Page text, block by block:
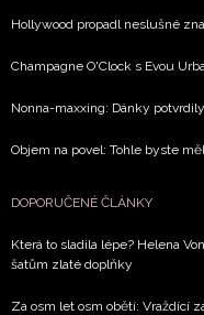
Hollywood propadl neslušné
Champagne O'Clock s Evou
Nonna-maxxing: Dánky
Objem na povel: Tohle byste
DOPORUČENÉ ČLÁNKY
Která to sladila lépe? Helena
šatům zlaté doplňky
Za osm let osm obětí: Vraždící